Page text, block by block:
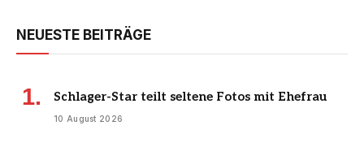
NEUESTE BEITRÄGE
Schlager-Star teilt seltene Fotos mit Ehefrau
10 August 2026